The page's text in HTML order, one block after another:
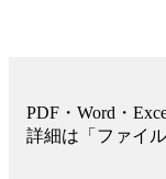
PDF・Word・
詳細は「ファイ